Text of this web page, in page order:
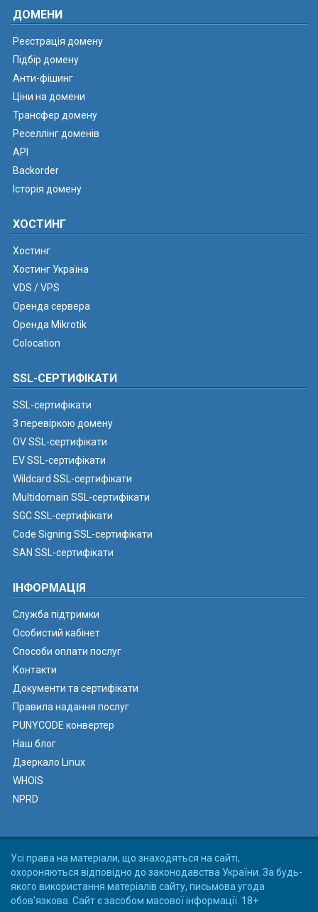
ДОМЕНИ
Реєстрація домену
Підбір домену
Анти-фішинг
Ціни на домени
Трансфер домену
Реселлінг доменів
API
Backorder
Історія домену
ХОСТИНГ
Хостинг
Хостинг Україна
VDS / VPS
Оренда сервера
Оренда Mikrotik
Colocation
SSL-СЕРТИФІКАТИ
SSL-сертифікати
З перевіркою домену
OV SSL-сертифікати
EV SSL-сертифікати
Wildcard SSL-сертифікати
Multidomain SSL-сертифікати
SGC SSL-сертифікати
Code Signing SSL-сертифікати
SAN SSL-сертифікати
ІНФОРМАЦІЯ
Служба підтримки
Особистий кабінет
Способи оплати послуг
Контакти
Документи та сертифікати
Правила надання послуг
PUNYCODE конвертер
Наш блог
Дзеркало Linux
WHOIS
NPRD
Усі права на матеріали, що знаходяться на сайті,
охороняються відповідно до законодавства України. За будь-
якого використання матеріалів сайту, письмова угода
обов'язкова. Сайт є засобом масової інформації. 18+